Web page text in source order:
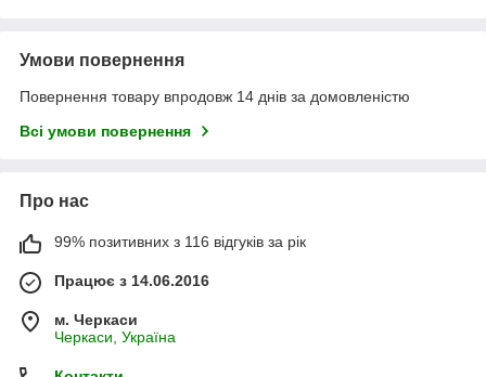
Умови повернення
Повернення товару впродовж 14 днів за домовленістю
Всі умови повернення
Про нас
99% позитивних з 116 відгуків за рік
Працює з 14.06.2016
м. Черкаси
Черкаси, Україна